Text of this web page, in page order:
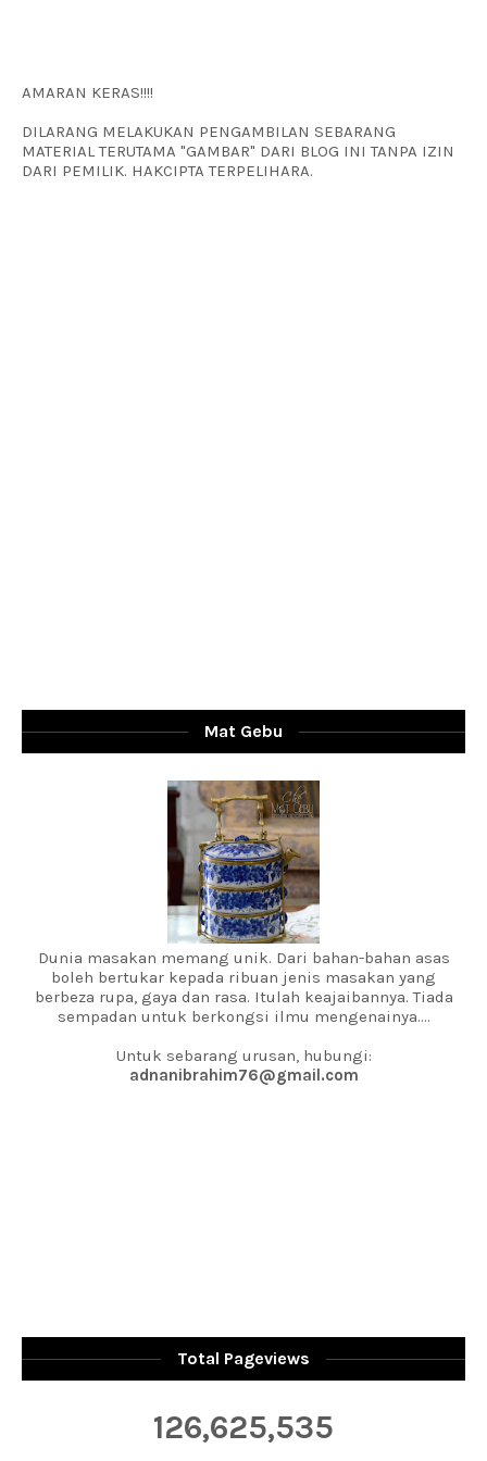
AMARAN KERAS!!!!
DILARANG MELAKUKAN PENGAMBILAN SEBARANG
MATERIAL TERUTAMA "GAMBAR" DARI BLOG INI TANPA IZIN
DARI PEMILIK. HAKCIPTA TERPELIHARA.
Mat Gebu
Dunia masakan memang unik. Dari bahan-bahan asas
boleh bertukar kepada ribuan jenis masakan yang
berbeza rupa, gaya dan rasa. Itulah keajaibannya. Tiada
sempadan untuk berkongsi ilmu mengenainya....
Untuk sebarang urusan, hubungi:
adnanibrahim76@gmail.com
Total Pageviews
126,625,535